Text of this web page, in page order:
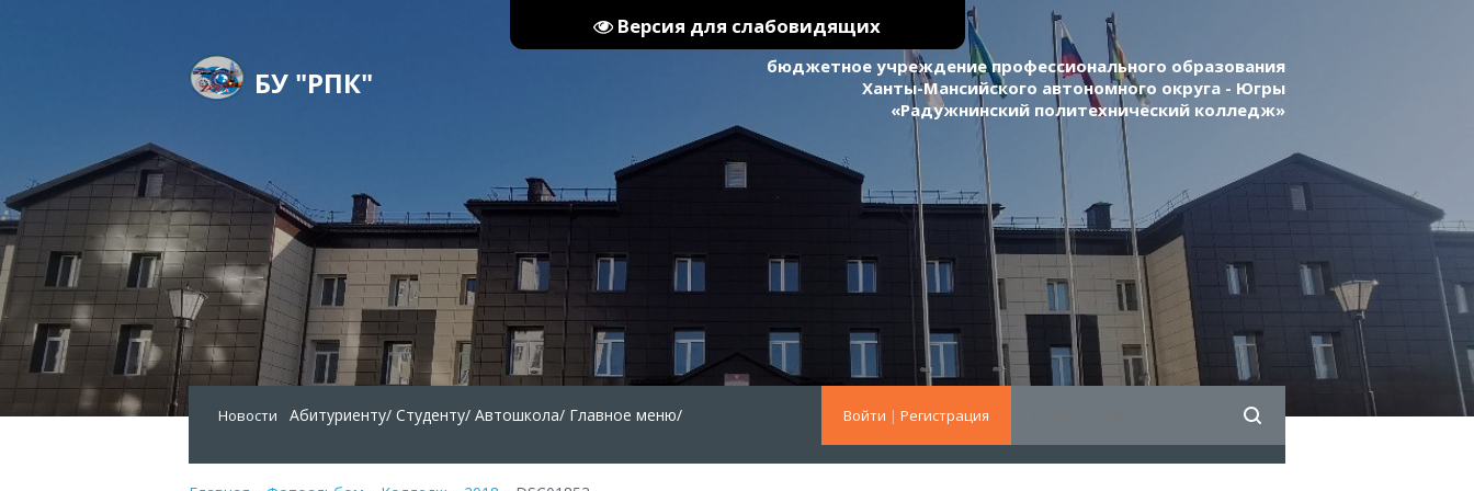
Версия для слабовидящих
БУ "РПК"
бюджетное учреждение профессионального образования
Ханты-Мансийского автономного округа - Югры
«Радужнинский политехнический колледж»
Войти | Регистрация
Новости Абитуриенту/ Студенту/ Автошкола/ Главное меню/